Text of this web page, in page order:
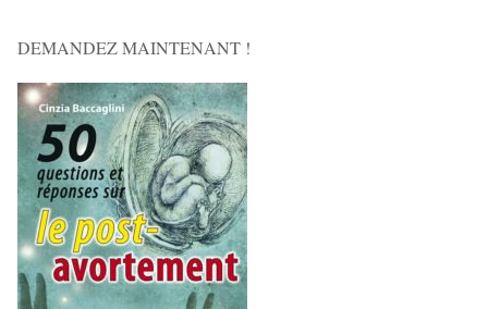
DEMANDEZ MAINTENANT !